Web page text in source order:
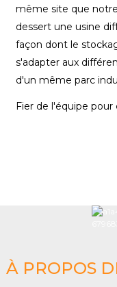
même site que
dessert une usine
façon dont le
s'adapter aux
d'un même parc
Fier de l'équipe
À PROPOS